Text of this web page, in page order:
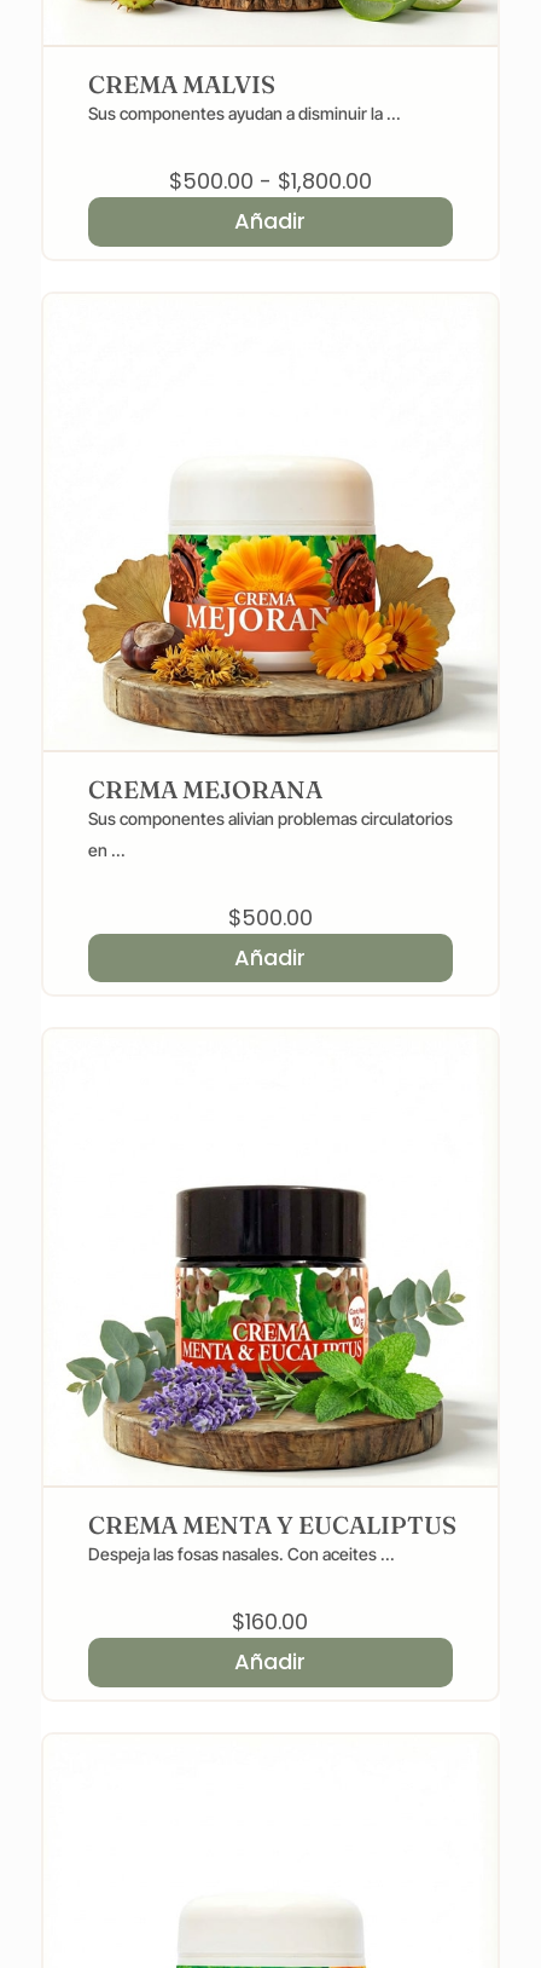
CREMA MALVIS
Sus componentes ayudan a disminuir la ...
$500.00 - $1,800.00Rango
precios:
Añadir
CREMA MEJORANA
Sus componentes alivian problemas circulatorios
en ...
$500.00
Añadir
CREMA MENTA Y EUCALIPTUS
Despeja las fosas nasales. Con aceites ...
$160.00
Añadir